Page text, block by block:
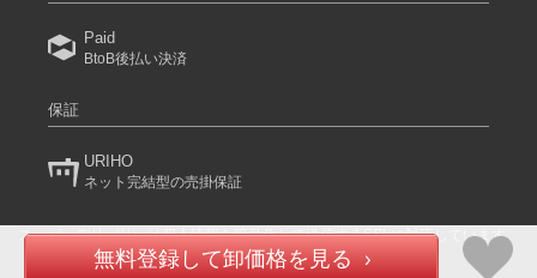
無料登録して卸価格を見る
Paid
BtoB後払い決済
保証
URIHO
ネット完結型の売掛保証
スーパーデリバリーは個人情報を暗号化して送信するSSLに対応しています。
(C) 2024 RACCOON COMMERCE, Inc. All rights reserved.